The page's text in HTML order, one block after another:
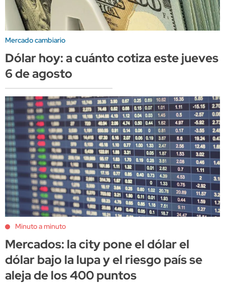
Mercado cambiario
Dólar hoy: a cuánto cotiza este jueves
6 de agosto
Minuto a minuto
Mercados: la city pone el dólar el
dólar bajo la lupa y el riesgo país se
aleja de los 400 puntos